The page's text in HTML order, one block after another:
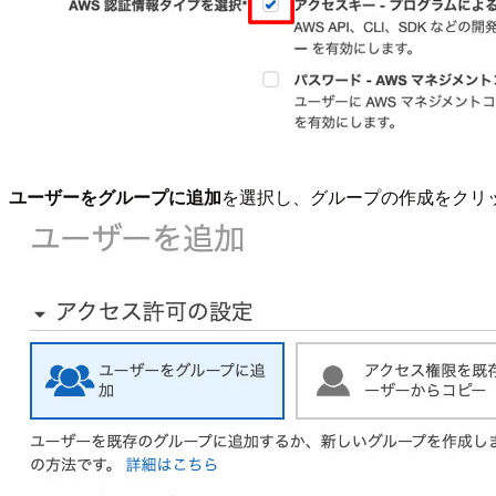
ユーザーをグループに追加を選択し、グループの作成をクリ